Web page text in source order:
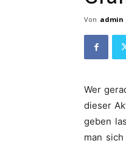
Von admin
Wer
dieser
geben
man